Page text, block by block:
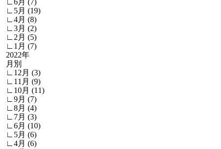
∟5月 (19)
∟4月 (8)
∟3月 (2)
∟2月 (5)
∟1月 (7)
2022年
月別
∟12月 (3)
∟11月 (9)
∟10月 (11)
∟9月 (7)
∟8月 (4)
∟7月 (3)
∟6月 (10)
∟5月 (6)
∟4月 (6)